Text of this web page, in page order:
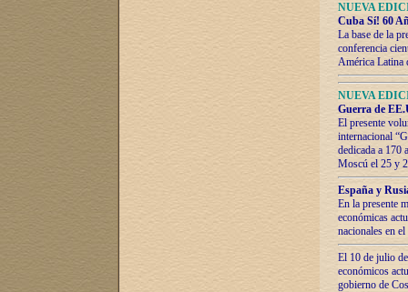
NUEVA
Cuba Sí! 60
La base de la
conferencia
América Latina
NUEVA
Guerra de
El presente
internacional
dedicada a 170
Moscú el 25 y
España y
En la presente
económicas
nacionales en
El 10 de julio
económicos
gobierno de